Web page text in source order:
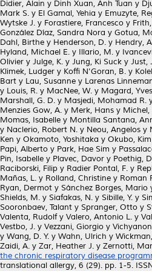
Didier, Alain y Dinh Xuan, Anh Tuan y
Mark S. y El Gamal, Yehia y Emuzyte,
Wytske J. y Forastiere, Francesco y Frith,
González Díaz, Sandra Nora y Gotua,
Dahl, Birthe y Henderson, D. y Hendry,
Hyland, Michael E. y Illario, M. y
Olivier y Julge, K. y Jung, Ki Suck y Just,
Klimek, Ludger y Koffi N'Goran, B. y
Bart y Lau, Susanne y Larenas
y Louis, R. y MacNee, W. y Magard, Yves
Marshall, G. D. y Masjedi, Mohamad R.
Menzies Gow, A. y Merk, Hans y Michel,
Momas, Isabelle y Montilla Santana,
y Naclerio, Robert N. y Neou, Angelos y
Ken y Okamoto, Yoshitaka y Okubo, Kim
Papi, Alberto y Park, Hae Sim y
Pin, Isabelle y Plavec, Davor y Poethig,
Raciborski, Filip y Radier Pontal, F. y
Mañas, L. y Rolland, Christine y Roman
Ryan, Dermot y Sánchez Borges, Mario
Shields, M. y Siafakas, N. y Sibille, Y. y
Sooronbaev, Talant y Spranger, Otto y
Valenta, Rudolfy Valero, Antonio L. y
Vestbo, J. y Vezzani, Giorgio y
y Wang, D. Y. y Wahn, Ulrich y
Zaidi, A. y Zar, Heather J. y Zernotti,
the chronic respiratory disease
translational allergy, 6 (29). pp. 1-5.